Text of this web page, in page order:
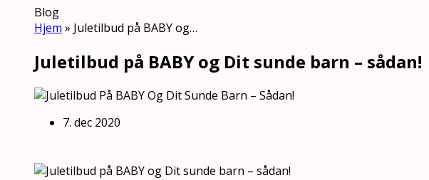
Blog
Hjem » Juletilbud på BABY og…
Juletilbud på BABY og Dit sunde barn – sådan!
7. dec 2020